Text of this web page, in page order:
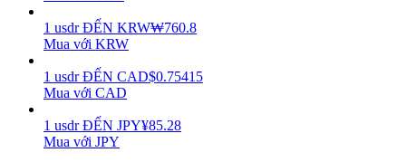
Staking
Lợi nhuận cao và truy cập ngay lập tức
1 usdr ĐẾN KRW₩760.8
Mua với KRW
1 usdr ĐẾN CAD$0.75415
Mua với CAD
1 usdr ĐẾN JPY¥85.28
Mua với JPY